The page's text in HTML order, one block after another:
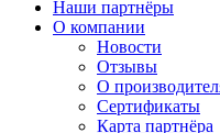
Наши партнёры
О компании
Новости
Отзывы
О
Сертификаты
Карта партнёра